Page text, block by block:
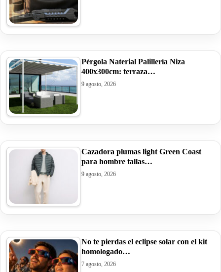
Pérgola Naterial Palillería Niza
400x300cm: terraza…
9 agosto, 2026
Cazadora plumas light Green Coast
para hombre tallas…
9 agosto, 2026
No te pierdas el eclipse solar con el kit
homologado…
7 agosto, 2026